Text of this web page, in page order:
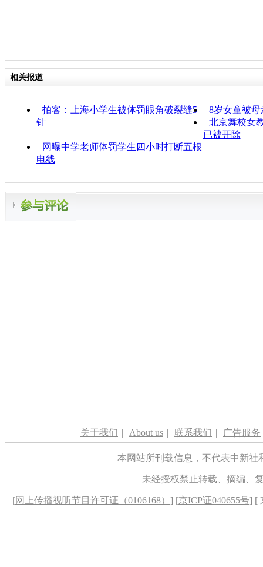
相关报道
拍客：上海小学生被体罚眼角破裂缝5
针
8岁女童被
北京舞校女
已被开除
网曝中学老师体罚学生四小时打断五根
电线
关于我们 | About us | 联系我们 | 广告服务
本网站所刊载信息，不代表中新
未经授权禁止转载、摘编、
[网上传播视听节目许可证（0106168） ] [京ICP证040655号] [